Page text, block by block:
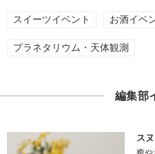
スイーツイベント お酒イベ
プラネタリウム・天体観測
編集部
ス